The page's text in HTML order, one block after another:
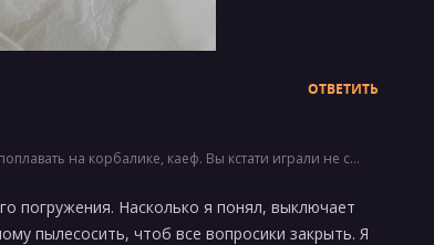
ОТВЕТИТЬ
на корбалике, каеф. Вы кстати играли не с полным погружением.
погружения. Насколько я понял, выключает
пылесосить, чтоб все вопросики закрыть. Я